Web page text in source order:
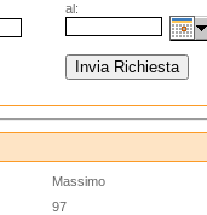
al:
Massimo
97